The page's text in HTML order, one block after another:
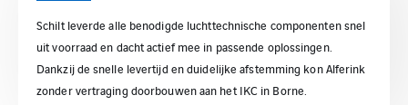
Schilt leverde alle benodigde luchttechnische componenten snel
uit voorraad en dacht actief mee in passende oplossingen.
Dankzij de snelle levertijd en duidelijke afstemming kon Alferink
zonder vertraging doorbouwen aan het IKC in Borne.